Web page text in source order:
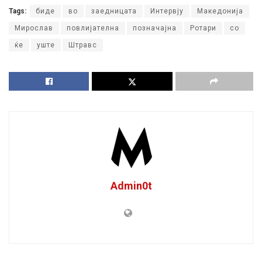
Tags: биде во заедницата Интервју Македонија
Мирослав повлијателна позначајна Ротари со
ќе уште Штравс
Admin0t